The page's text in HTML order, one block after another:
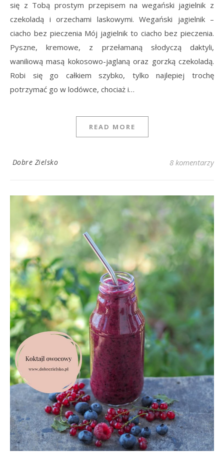
się z Tobą prostym przepisem na wegański jagielnik z
czekoladą i orzechami laskowymi. Wegański jagielnik –
ciacho bez pieczenia Mój jagielnik to ciacho bez pieczenia.
Pyszne, kremowe, z przełamaną słodyczą daktyli,
waniliową masą kokosowo-jaglaną oraz gorzką czekoladą.
Robi się go całkiem szybko, tylko najlepiej trochę
potrzymać go w lodówce, chociaż i…
READ MORE
Dobre Zielsko 8 komentarzy